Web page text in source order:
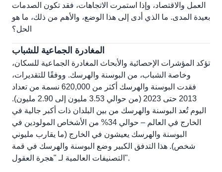
العمل والاقتصاد، وإذا استمرت الاتجاهات، فقد تكون الصدمات
بعيدة المدى. ما الذي أدى إلى هذا الوضع، والأهم من ذلك، ما هو
الحل؟
المغادرة الجماعية للشباب
تؤكد المؤشرات الإحصائية والأبحاث المغادرة الجماعية للسكان،
وخاصة الشباب، من البوسنة والهرسك. ووفقًا للتقديرات،
فقدت البوسنة والهرسك أكثر من 620,000 نسمة من تعداد
2013 حتى 2023 (من حوالي 3.53 مليون إلى 2.90 مليون).
اليوم تُعد البوسنة والهرسك من بين البلدان ذات أكبر جالية في
الخارج في العالم – حوالي 34% من الأشخاص المولودين في
البوسنة والهرسك يعيشون في الخارج (ما يقارب مليوني
شخص). هذا التدفق الكبير وضع البوسنة والهرسك في قمة
التصنيفات العالمية لـ "هجرة العقول".